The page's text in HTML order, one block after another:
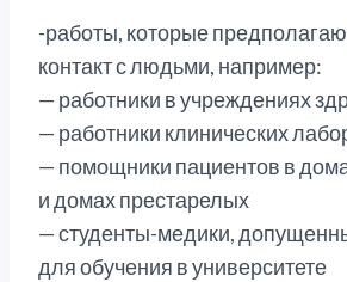
-работы, которые
контакт с людьми, например:
— работники в учреждениях
— работники клинических
— помощники пациентов в
и домах престарелых
— студенты-медики,
для обучения в университете